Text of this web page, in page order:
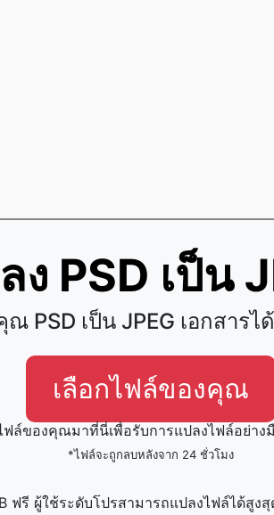
ง PSD เป็น
PSD เป็น JPEG เอกสารไ
เลือกไฟล์ของคุณ
ฟล์ของคุณมาที่นี่เพื่อรับการแปลงไฟล์อย่าง
*ไฟล์จะถูกลบหลังจาก 24 ชั่วโมง
ฟรี ผู้ใช้ระดับโปรสามารถแปลงไฟล์ได้สูงสุ